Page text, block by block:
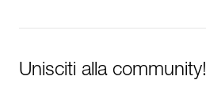
Unisciti alla community!